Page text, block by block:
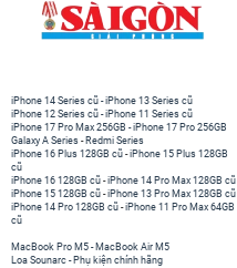
iPhone 14 Series cũ -iPhone 13 Series cũ
iPhone 12 Series cũ -iPhone 11 Series cũ
iPhone 17 Pro Max 256GB -iPhone 17 Pro 256GB
Galaxy A Series - Redmi Series
iPhone 16 Plus 128GB cũ -iPhone 15 Plus 128GB
cũ
iPhone 16 128GB cũ -iPhone 14 Pro Max 128GB cũ
iPhone 15 128GB cũ -iPhone 13 Pro Max 128GB cũ
iPhone 14 Pro 128GB cũ -iPhone 11 Pro Max 64GB
cũ
MacBook Pro M5 - MacBook Air M5
Loa Sounarc - Phụ kiện chính hãng